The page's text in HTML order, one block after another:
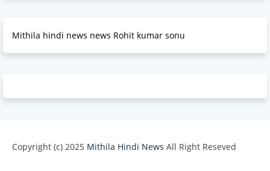
Mithila hindi news news Rohit kumar sonu
Copyright (c) 2025 Mithila Hindi News All Right Reseved